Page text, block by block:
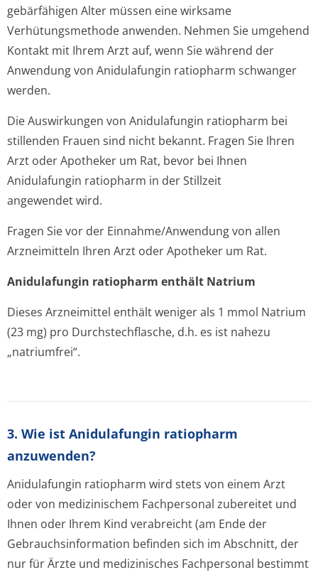
gebärfähigen Alter müssen eine wirksame
Verhütungsmethode anwenden. Nehmen Sie umgehend
Kontakt mit Ihrem Arzt auf, wenn Sie während der
Anwendung von Anidulafungin ratiopharm schwanger
werden.
Die Auswirkungen von Anidulafungin ratiopharm bei
stillenden Frauen sind nicht bekannt. Fragen Sie Ihren
Arzt oder Apotheker um Rat, bevor bei Ihnen
Anidulafungin ratiopharm in der Stillzeit
angewendet wird.
Fragen Sie vor der Einnahme/Anwendung von allen
Arzneimitteln Ihren Arzt oder Apotheker um Rat.
Anidulafungin ratiopharm enthält Natrium
Dieses Arzneimittel enthält weniger als 1 mmol Natrium
(23 mg) pro Durchstechflasche, d.h. es ist nahezu
„natriumfrei“.
3. Wie ist Anidulafungin ratiopharm
anzuwenden?
Anidulafungin ratiopharm wird stets von einem Arzt
oder von medizinischem Fachpersonal zubereitet und
Ihnen oder Ihrem Kind verabreicht (am Ende der
Gebrauchsinfor­mation befinden sich im Abschnitt, der
nur für Ärzte und medizinisches Fachpersonal bestimmt